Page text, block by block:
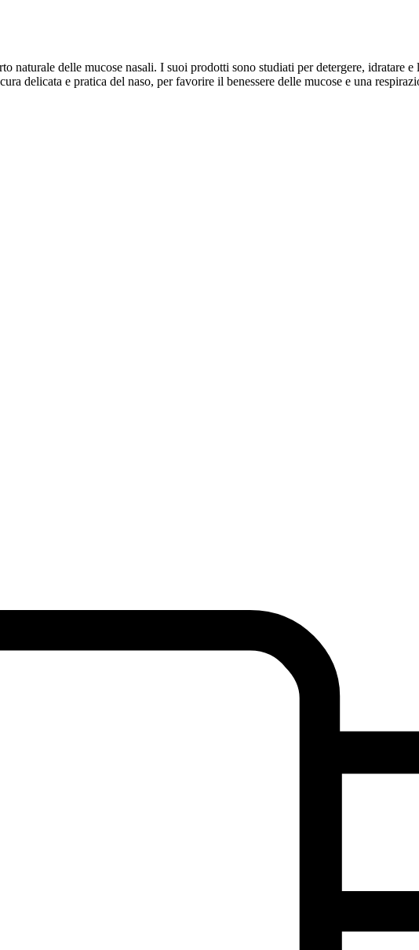
naturale delle mucose nasali. I suoi prodotti sono studiati per detergere, idratare
delicata e pratica del naso, per favorire il benessere delle mucose e una